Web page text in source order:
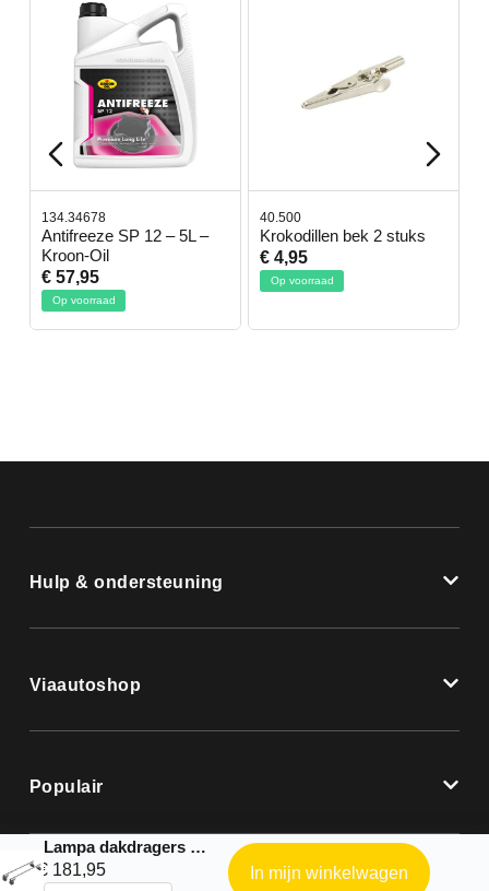
134.34678
Antifreeze SP 12 – 5L –
Kroon-Oil
€ 57,95
Op voorraad
40.500
Krokodillen bek 2 stuks
€ 4,95
Op voorraad
Hulp & ondersteuning
Viaautoshop
Populair
Lampa dakdragers |Nordrive Aluminium complete set geschikt voor: – Abarth 600e 5p – 2025 – 0
€ 181,95 In mijn winkelwagen